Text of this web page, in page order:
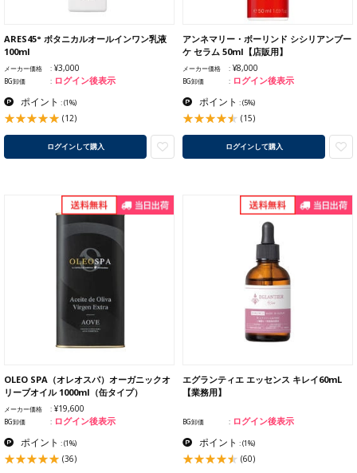
ARES45° ボタニカルオールインワン乳液
100ml
メーカー価格 ¥3,000
BG卸価 ログイン後表示
ポイント :(1%)
(12)
ログインして購入
アンネマリー・ボーリンド シシリアンブー
ケ セラム 50ml【店販用】
メーカー価格 ¥8,000
BG卸価 ログイン後表示
ポイント :(5%)
(15)
ログインして購入
OLEO SPA（オレオスパ）オーガニックオ
リーブオイル 1000ml（缶タイプ）
メーカー価格 ¥19,600
BG卸価 ログイン後表示
ポイント :(1%)
(36)
エグランティエ エッセンス キレイ60mL
【業務用】
BG卸価 ログイン後表示
ポイント :(1%)
(60)